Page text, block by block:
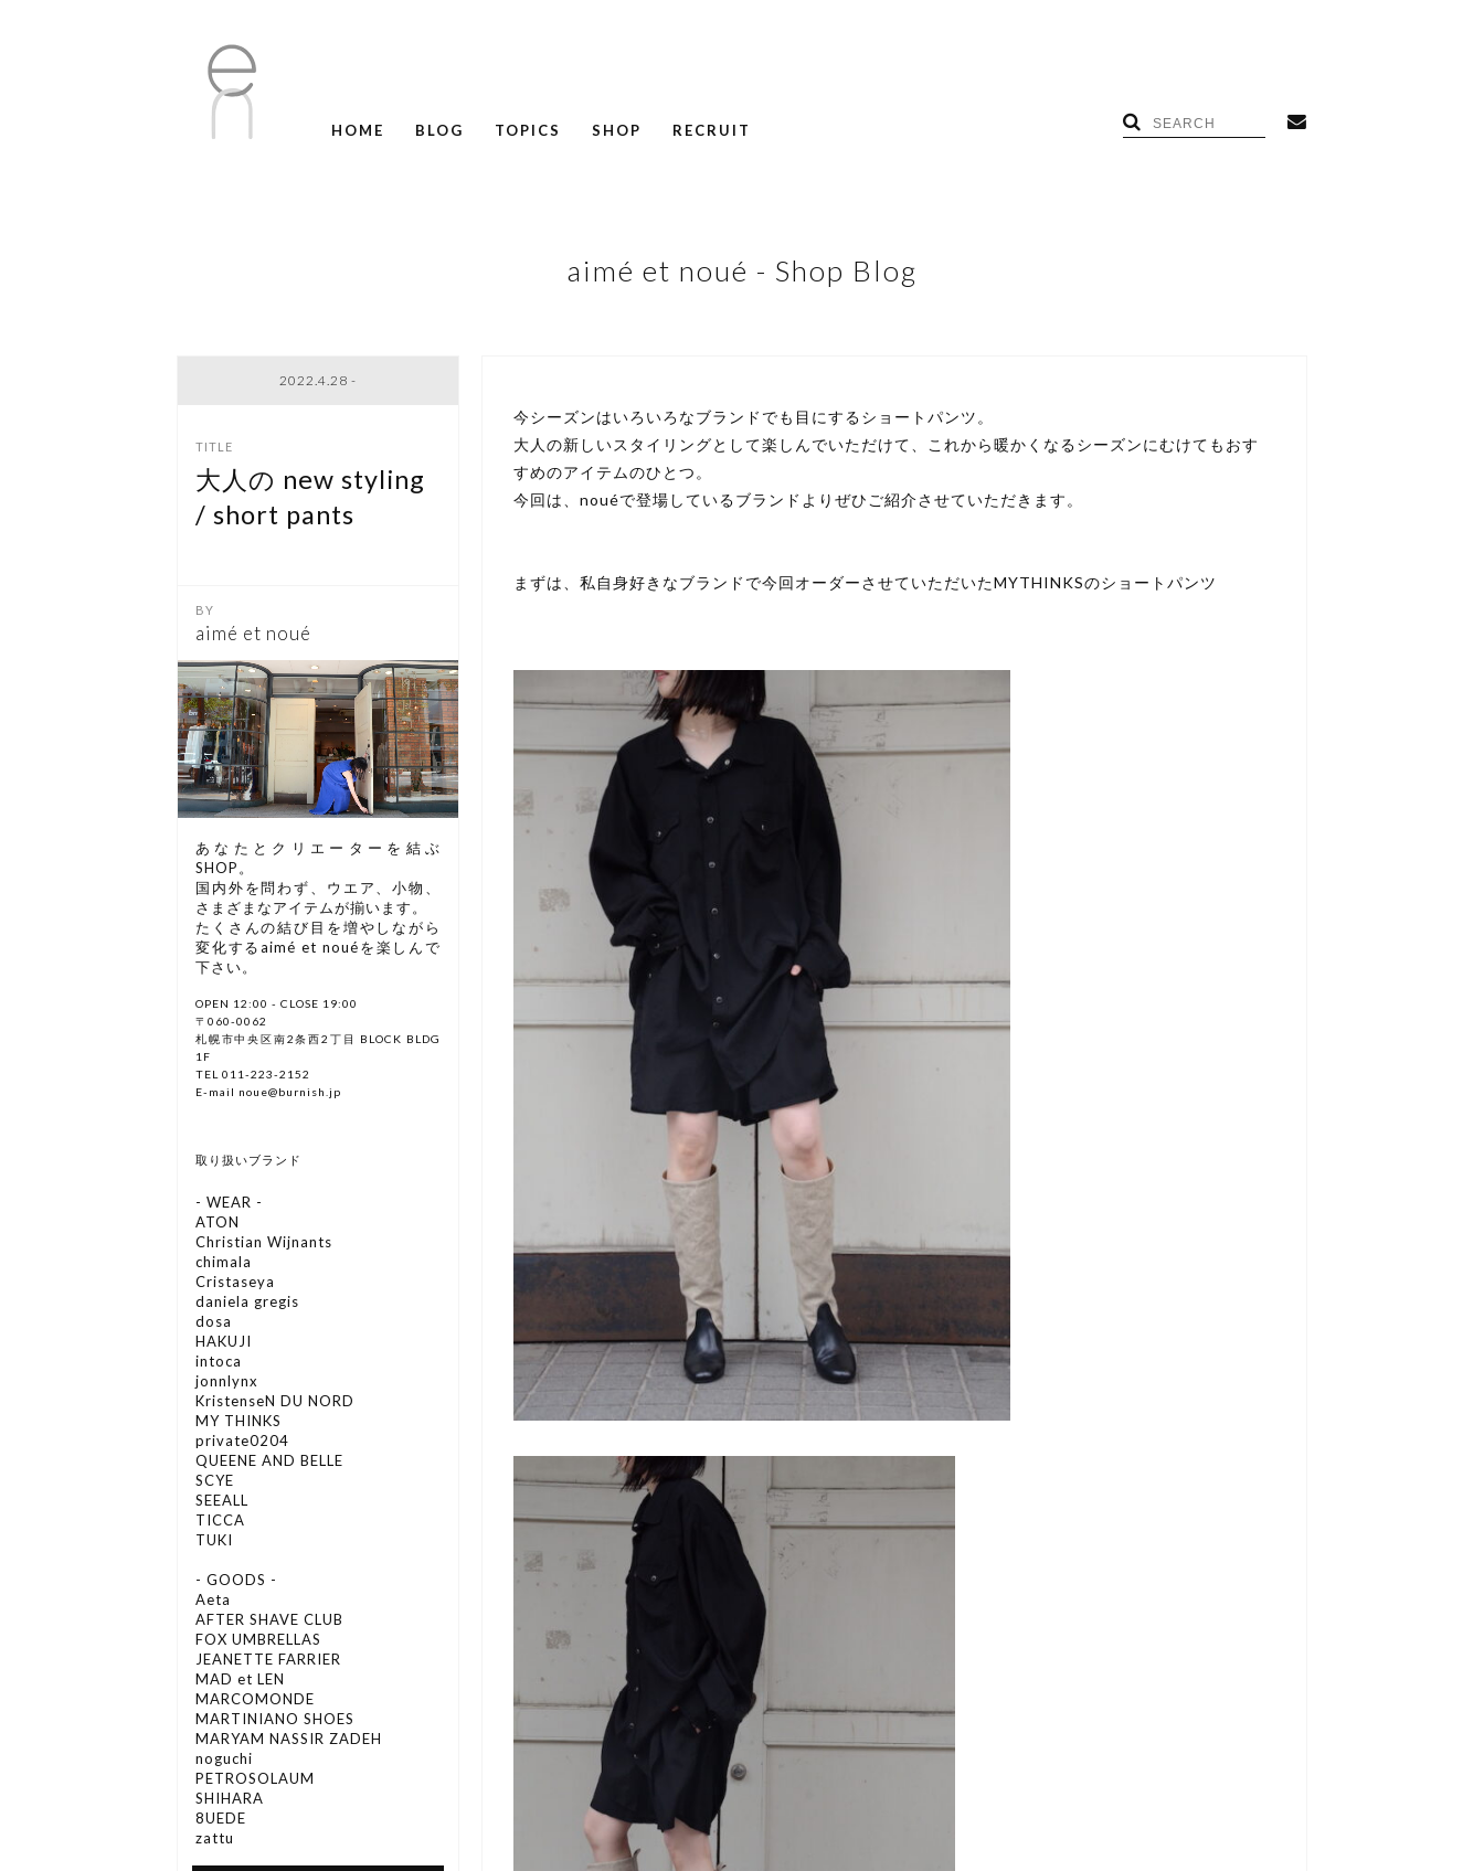
HOME BLOG
TOPICS
SHOP RECRUIT
aimé et noué - Shop Blog
2022.4.28 -
大人の new styling
/ short pants
今シーズンはいろいろなブランドでも目にするショートパンツ。
大人の新しいスタイリングとして楽しんでいただけて、これから暖かくなるシーズンにむけてもおす
すめのアイテムのひとつ。
今回は、nouéで登場しているブランドよりぜひご紹介させていただきます。
まずは、私自身好きなブランドで今回オーダーさせていただいたMYTHINKSのショートパンツ
aimé et noué
あなたとクリエーターを結ぶ
SHOP。
国内外を問わず、ウエア、小物、
さまざまなアイテムが揃います。
たくさんの結び目を増やしながら
変化するaimé et nouéを楽しんで
下さい。
OPEN 12:00 - CLOSE 19:00
〒060-0062
札幌市中央区南2条西2丁目 BLOCK BLDG
1F
TEL 011-223-2152
E-mail noue@burnish.jp
取り扱いブランド
- WEAR -
ATON
Christian Wijnants
chimala
Cristaseya
daniela gregis
dosa
HAKUJI
intoca
jonnlynx
KristenseN DU NORD
MY THINKS
private0204
QUEENE AND BELLE
SCYE
SEEALL
TICCA
TUKI
- GOODS -
Aeta
AFTER SHAVE CLUB
FOX UMBRELLAS
JEANETTE FARRIER
MAD et LEN
MARCOMONDE
MARTINIANO SHOES
MARYAM NASSIR ZADEH
noguchi
PETROSOLAUM
SHIHARA
8UEDE
zattu